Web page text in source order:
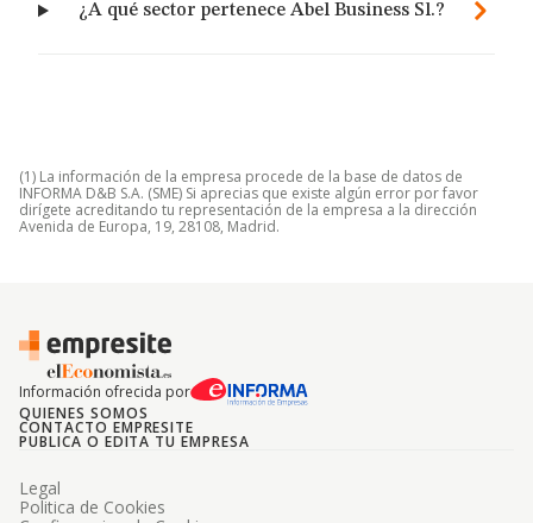
¿A qué sector pertenece Abel Business Sl.?
(1) La información de la empresa procede de la base de datos de
INFORMA D&B S.A. (SME) Si aprecias que existe algún error por favor
dirígete acreditando tu representación de la empresa a la dirección
Avenida de Europa, 19, 28108, Madrid.
Información ofrecida por
QUIENES SOMOS
CONTACTO EMPRESITE
PUBLICA O EDITA TU EMPRESA
Legal
Politica de Cookies